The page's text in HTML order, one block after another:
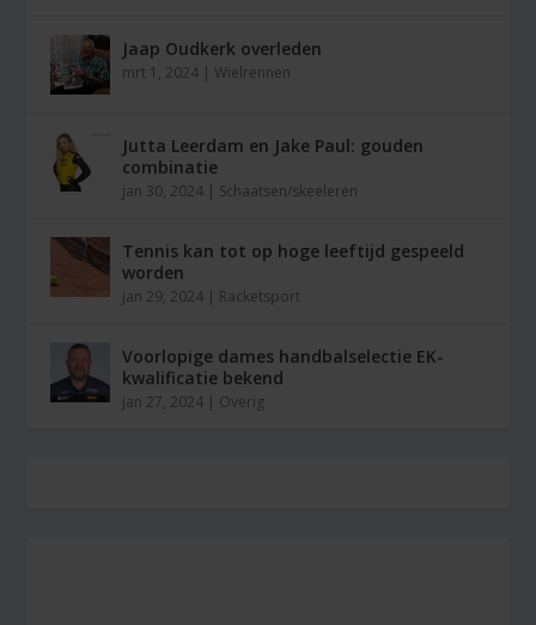
Jaap Oudkerk overleden
mrt 1, 2024 | Wielrennen
Jutta Leerdam en Jake Paul: gouden
combinatie
jan 30, 2024 | Schaatsen/skeeleren
Tennis kan tot op hoge leeftijd gespeeld
worden
jan 29, 2024 | Racketsport
Voorlopige dames handbalselectie EK-
kwalificatie bekend
jan 27, 2024 | Overig